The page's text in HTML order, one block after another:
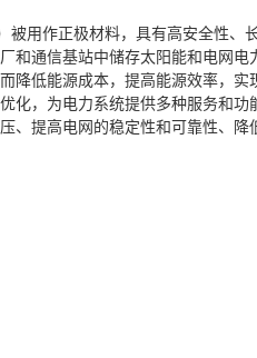
被用作正极材料，具有高安全性、
和通信基站中储存太阳能和电网
降低能源成本，提高能源效率，
化，为电力系统提供多种服务和
、提高电网的稳定性和可靠性、降